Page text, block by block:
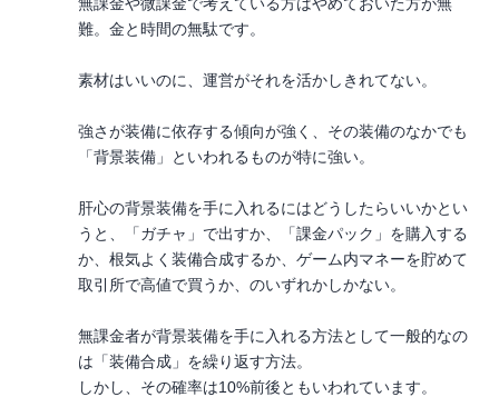
難。金と時間の無駄です。
素材はいいのに、運営がそれを活かしきれてない。
強さが装備に依存する傾向が強く、その装備のなかでも
「背景装備」といわれるものが特に強い。
肝心の背景装備を手に入れるにはどうしたらいいかとい
うと、「ガチャ」で出すか、「課金パック」を購入する
か、根気よく装備合成するか、ゲーム内マネーを貯めて
取引所で高値で買うか、のいずれかしかない。
無課金者が背景装備を手に入れる方法として一般的なの
は「装備合成」を繰り返す方法。
しかし、その確率は10%前後ともいわれています。